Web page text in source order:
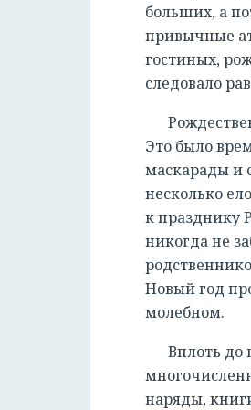
больших, а
привычные
гостиных,
следовало
Это было
маскарады и
несколько
к празднику
никогда не
Новый год
молебном.
Вплоть до
наряды,